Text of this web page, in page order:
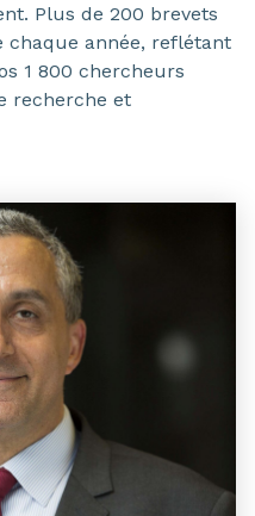
Plus de 200 brevets
chaque année, reflétant
1 800 chercheurs
recherche et